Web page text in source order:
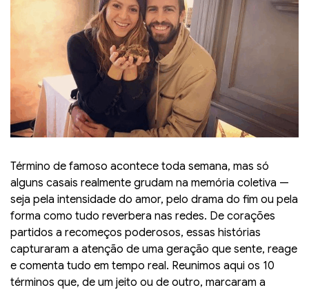
Término de famoso acontece toda semana, mas só
alguns casais realmente grudam na memória coletiva —
seja pela intensidade do amor, pelo drama do fim ou pela
forma como tudo reverbera nas redes. De corações
partidos a recomeços poderosos, essas histórias
capturaram a atenção de uma geração que sente, reage
e comenta tudo em tempo real. Reunimos aqui os 10
términos que, de um jeito ou de outro, marcaram a